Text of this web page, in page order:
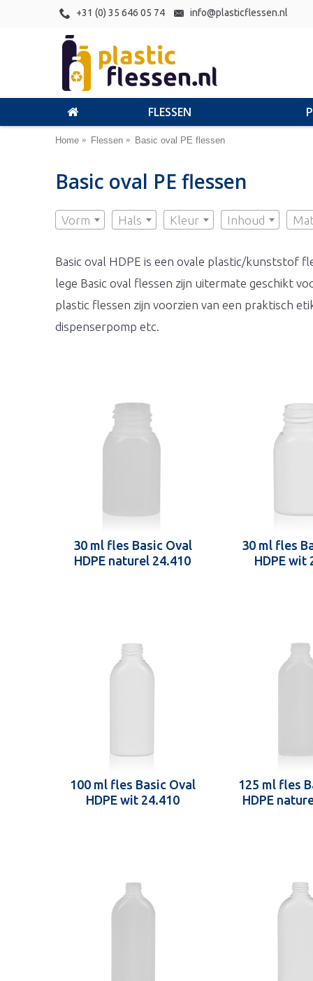
+31 (0) 35 646 05 74 info@plasticflessen.nl
FLESSEN
Home Flessen Basic oval PE flessen
Basic oval PE flessen
Vorm Hals Kleur Inhoud
Basic oval HDPE is een ovale plastic/kunststof
lege Basic oval flessen zijn uitermate geschikt
plastic flessen zijn voorzien van een praktisch
dispenserpomp etc.
30 ml fles Basic Oval
HDPE naturel 24.410
30 ml fles
HDPE wit
100 ml fles Basic Oval
HDPE wit 24.410
125 ml fles
HDPE